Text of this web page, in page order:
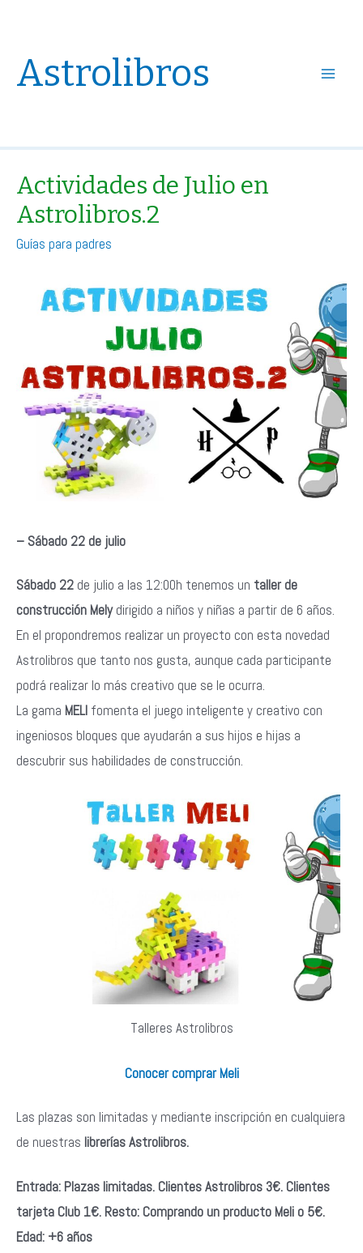
Astrolibros
Actividades de Julio en
Astrolibros.2
Guías para padres
– Sábado 22 de julio
Sábado 22 de julio a las 12:00h tenemos un taller de
construcción Melydirigido a niños y niñas a partir de 6 años.
En el propondremos realizar un proyecto con esta novedad
Astrolibros que tanto nos gusta, aunque cada participante
podrá realizar lo más creativo que se le ocurra.
La gama MELI fomenta el juego inteligente y creativo con
ingeniosos bloques que ayudarán a sus hijos e hijas a
descubrir sus habilidades de construcción.
Talleres Astrolibros
Conocer comprar Meli
Las plazas son limitadas y mediante inscripción en cualquiera
de nuestras libreríasAstrolibros.
Entrada: Plazas limitadas. Clientes Astrolibros 3€. Clientes
tarjeta Club 1€. Resto: Comprando un producto Meli o 5€.
Edad: +6 años